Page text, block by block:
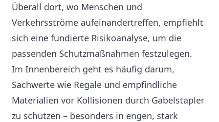
Überall dort, wo Menschen und
Verkehrsströme aufeinandertreffen, empfiehlt
sich eine fundierte Risikoanalyse, um die
passenden Schutzmaßnahmen festzulegen.
Im Innenbereich geht es häufig darum,
Sachwerte wie Regale und empfindliche
Materialien vor Kollisionen durch Gabelstapler
zu schützen – besonders in engen, stark